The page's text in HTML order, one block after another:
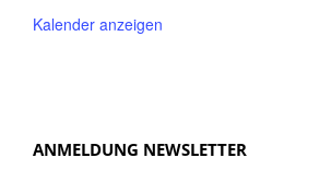
Kalender anzeigen
ANMELDUNG NEWSLETTER